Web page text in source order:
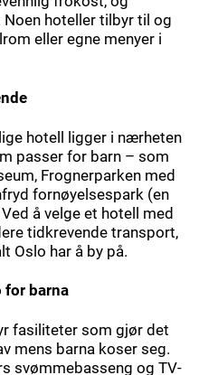
hoteller tilbyr til og
eller egne menyer i
hotell ligger i nærheten
passer for barn – som
Frognerparken med
fornøyelsespark (en
å velge et hotell med
tidkrevende transport,
Oslo har å by på.
for barna
fasiliteter som gjør det
mens barna koser seg.
svømmebasseng og TV-